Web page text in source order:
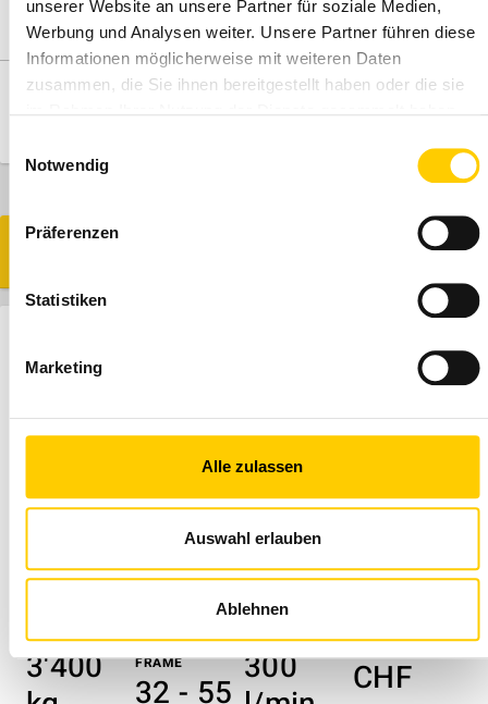
unserer Website an unsere Partner für soziale Medien,
Werbung und Analysen weiter. Unsere Partner führen diese
Informationen möglicherweise mit weiteren Daten
zusammen, die Sie ihnen bereitgestellt haben oder die sie
Notwendig
Präferenzen
Statistiken
Marketing
Alle zulassen
Auswahl erlauben
Ablehnen
sales consultant or product manager.
CAT H160 S
WEIGHT
3'400
SUPPORT
FRAME
32 - 55
MAXIMUM OIL
QUANTITY
300
63'800
CHF